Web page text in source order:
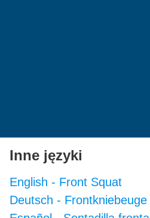
Inne języki
English - Front Squat
Deutsch - Frontkniebeuge